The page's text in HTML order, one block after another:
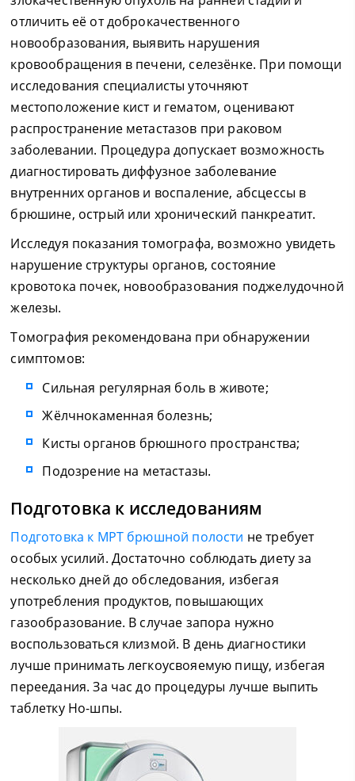
отличить её от доброкачественного
новообразования, выявить нарушения
кровообращения в печени, селезёнке. При помощи
исследования специалисты уточняют
местоположение кист и гематом, оценивают
распространение метастазов при раковом
заболевании. Процедура допускает возможность
диагностировать диффузное заболевание
внутренних органов и воспаление, абсцессы в
брюшине, острый или хронический панкреатит.
Исследуя показания томографа, возможно увидеть
нарушение структуры органов, состояние
кровотока почек, новообразования поджелудочной
железы.
Томография рекомендована при обнаружении
симптомов:
Сильная регулярная боль в животе;
Жёлчнокаменная болезнь;
Кисты органов брюшного пространства;
Подозрение на метастазы.
Подготовка к исследованиям
Подготовка к МРТ брюшной полости не требует
особых усилий. Достаточно соблюдать диету за
несколько дней до обследования, избегая
употребления продуктов, повышающих
газообразование. В случае запора нужно
воспользоваться клизмой. В день диагностики
лучше принимать легкоусвояемую пищу, избегая
переедания. За час до процедуры лучше выпить
таблетку Но-шпы.